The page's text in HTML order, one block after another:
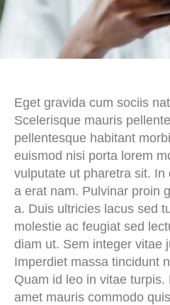
Eget gravida cum sociis
Scelerisque mauris
pellentesque habitant
euismod nisi porta lorem
vulputate ut pharetra sit.
a erat nam. Pulvinar proin
a. Duis ultricies lacus sed
molestie ac feugiat sed
diam ut. Sem integer vitae
Imperdiet massa tincidunt
Quam id leo in vitae
amet mauris commodo